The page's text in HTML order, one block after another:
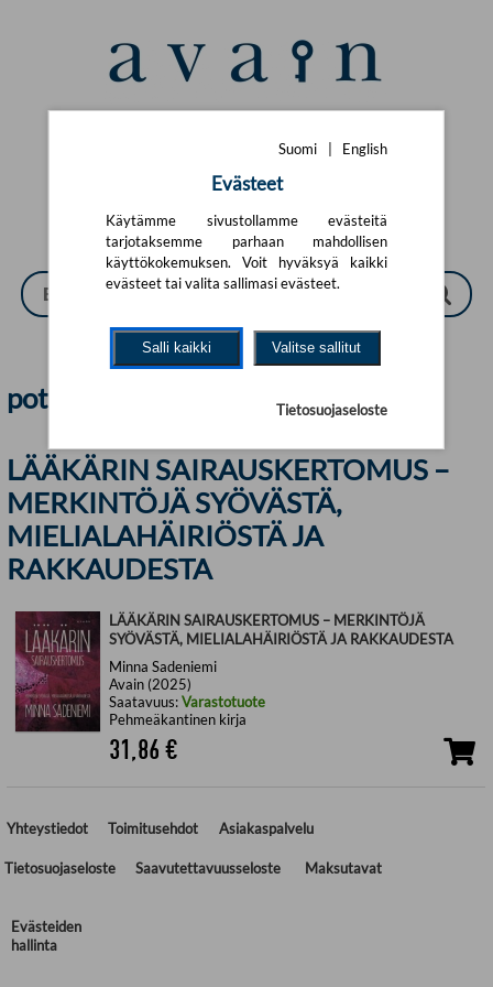
potilaat | Avain
LÄÄKÄRIN SAIRAUSKERTOMUS –
MERKINTÖJÄ SYÖVÄSTÄ,
MIELIALAHÄIRIÖSTÄ JA
RAKKAUDESTA
LÄÄKÄRIN SAIRAUSKERTOMUS – MERKINTÖJÄ
SYÖVÄSTÄ, MIELIALAHÄIRIÖSTÄ JA RAKKAUDESTA
Minna Sadeniemi
Avain (2025)
Saatavuus:Varastotuote
Pehmeäkantinen kirja
31,86 €
Yhteystiedot Toimitusehdot Asiakaspalvelu
Tietosuojaseloste Saavutettavuusseloste Maksutavat
Evästeiden
hallinta
Suomi English
Evästeet
Käytämme sivustollamme evästeitä
tarjotaksemme parhaan mahdollisen
käyttökokemuksen. Voit hyväksyä kaikki
evästeet tai valita sallimasi evästeet.
Salli kaikki Valitse sallitut
Tietosuojaseloste